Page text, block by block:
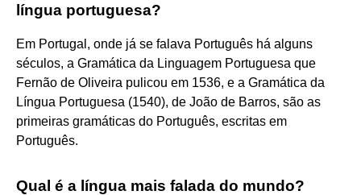
língua portuguesa?
Em Portugal, onde já se falava Português há alguns
séculos, a Gramática da Linguagem Portuguesa que
Fernão de Oliveira pulicou em 1536, e a Gramática da
Língua Portuguesa (1540), de João de Barros, são as
primeiras gramáticas do Português, escritas em
Português.
Qual é a língua mais falada do mundo?